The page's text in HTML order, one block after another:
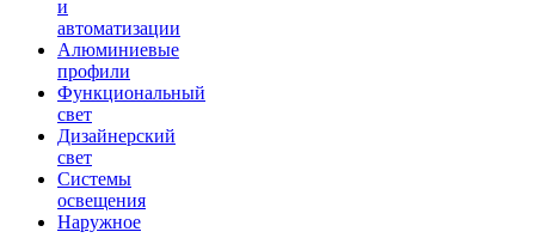
и
автоматизации
Алюминиевые
профили
Функциональный
свет
Дизайнерский
свет
Системы
освещения
Наружное